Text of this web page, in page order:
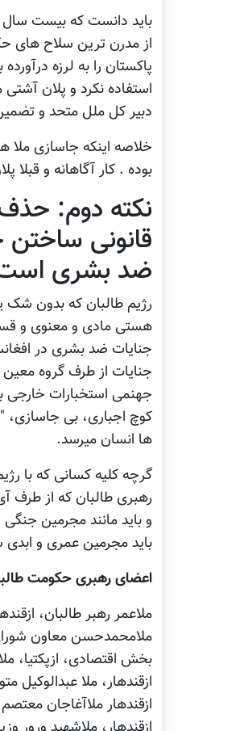
باید دانست که بیست سال
از مدرن ترین سلاح های
پاکستان را به لرزه
استفاده نکرد و پلان
دبیر کل ملل متحد و
خلاصه اینکه جاسازی ملا
بوده . کار آگاهانه و قبلا
نکته دوم: حذف
قانونی ساختن
ضد بشری
رژیم طالبان که بدون شک
هستی مادی و معنوی و
جنایات ضد بشری در
جنایات از طرف گروه
جهنمی استخبارات خارجی
کوچ اجباری، بی جاسازی،
ها انسان میرسد.
گرچه کلیه کسانی که با
رهبری طالبان که از طرف
و باید مانند مجرمین
باید مجرمین عمری و
اعضای رهبری حکومت
ملاعمر رهبر طالبان،
ملامحمدحسن معاون شورای
بخش اقتصادی، ازپکتیا،
ازقندهار، ملا
ازقندهار ملاآغاجان